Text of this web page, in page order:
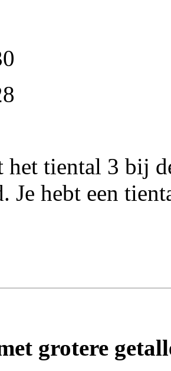
het tiental 3 bij
Je hebt een
grotere